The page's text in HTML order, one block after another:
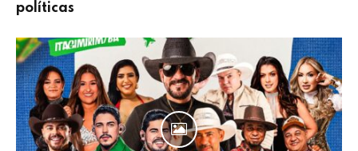
políticas